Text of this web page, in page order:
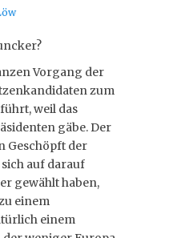
Vorgang der
zum
weil das
gäbe. Der
Geschöpft der
auf darauf
gewählt haben,
einem
einem